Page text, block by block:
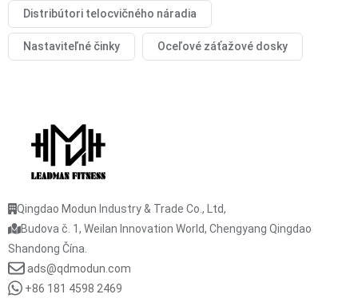
Distribútori telocvičného náradia
Nastaviteľné činky Oceľové záťažové dosky
Qingdao Modun Industry & Trade Co., Ltd,
Budova č. 1, Weilan Innovation World, Chengyang Qingdao
Shandong Čína.
ads@qdmodun.com
+86 181 4598 2469